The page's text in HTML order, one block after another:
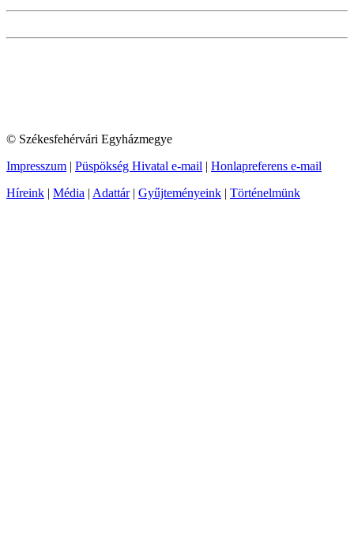
© Székesfehérvári Egyházmegye
Impresszum | Püspökség Hivatal e-mail | Honlapreferens e-mail
Híreink | Média | Adattár| Gyűjteményeink | Történelmünk